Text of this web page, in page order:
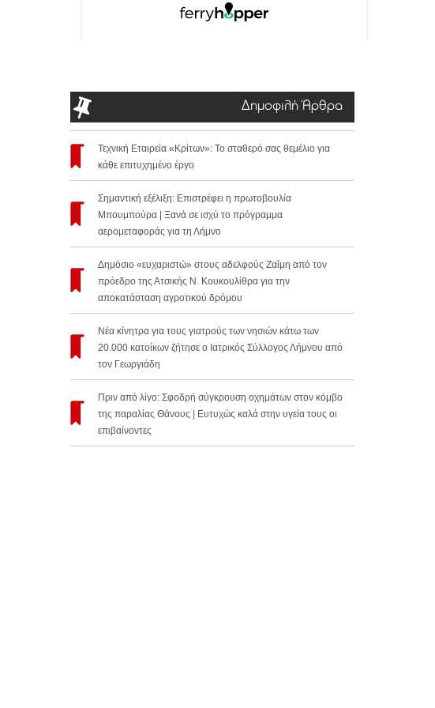
Δημοφιλή Άρθρα
Τεχνική Εταιρεία «Κρίτων»: Το σταθερό σας θεμέλιο για
κάθε επιτυχημένο έργο
Σημαντική εξέλιξη: Επιστρέφει η πρωτοβουλία
Μπουμπούρα | Ξανά σε ισχύ το πρόγραμμα
αερομεταφοράς για τη Λήμνο
Δημόσιο «ευχαριστώ» στους αδελφούς Ζαΐμη από τον
πρόεδρο της Ατσικής Ν. Κουκουλίθρα για την
αποκατάσταση αγροτικού δρόμου
Νέα κίνητρα για τους γιατρούς των νησιών κάτω των
20.000 κατοίκων ζήτησε ο Ιατρικός Σύλλογος Λήμνου από
τον Γεωργιάδη
Πριν από λίγο: Σφοδρή σύγκρουση οχημάτων στον κόμβο
της παραλίας Θάνους | Ευτυχώς καλά στην υγεία τους οι
επιβαίνοντες